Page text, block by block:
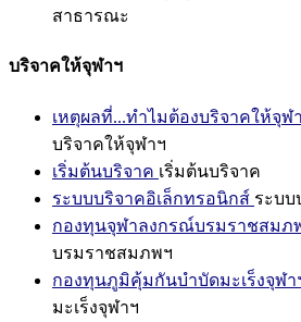
สาธารณะ
บริจาคให้จุฬาฯ
เหตุผลที่...ทำไมต้องบริจาคให้จุฬ
บริจาคให้จุฬาฯ
เริ่มต้นบริจาค เริ่มต้นบริจาค
ระบบบริจาคอิเล็กทรอนิกส์ ระบบ
กองทุนจุฬาลงกรณ์บรมราชสมภ
บรมราชสมภพฯ
กองทุนภูมิคุ้มกันบำบัดมะเร็งจุฬา
มะเร็งจุฬาฯ